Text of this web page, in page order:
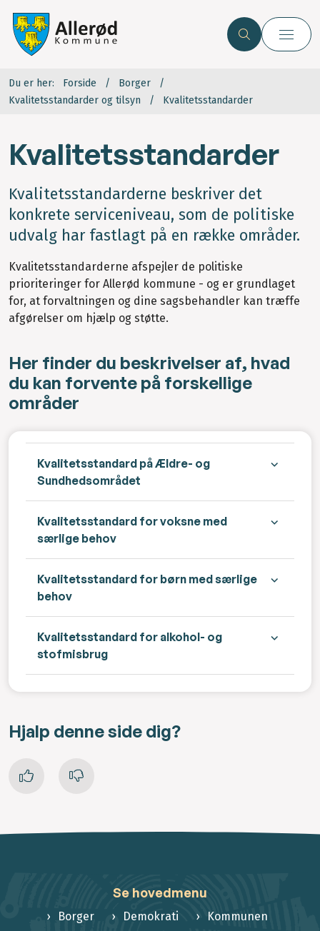
Du er her: Forside
Borger
Kvalitetsstandarder og tilsyn
Kvalitetsstandarder
Kvalitetsstandarder
Kvalitetsstandarderne beskriver det
konkrete serviceniveau, som de politiske
udvalg har fastlagt på en række områder.
Kvalitetsstandarderne afspejler de politiske
prioriteringer for Allerød kommune - og er grundlaget
for, at forvaltningen og dine sagsbehandler kan træffe
afgørelser om hjælp og støtte.
Her finder du beskrivelser af, hvad
du kan forvente på forskellige
områder
Kvalitetsstandard på Ældre- og
Sundhedsområdet
Kvalitetsstandard for voksne med
særlige behov
Kvalitetsstandard for børn med særlige
behov
Kvalitetsstandard for alkohol- og
stofmisbrug
Hjalp denne side dig?
Se hovedmenu
Borger Demokrati Kommunen